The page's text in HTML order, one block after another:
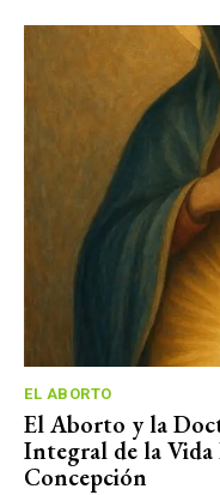
EL ABORTO
El Aborto y la
Integral de la Vida
Concepción